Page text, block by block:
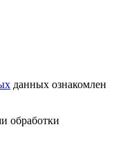
данных ознакомлен
обработки